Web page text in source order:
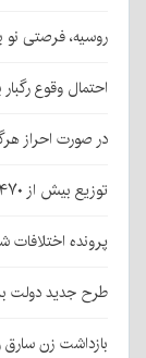
روسیه، فرصتی نو
احتمال وقوع
در صورت احراز
توزیع بیش از ۴۷۰ هزار لیتر آب میان عزاداران جامانده اربعین در کرمان
پرونده
طرح جدید دولت
بازداشت زن سارق و پسر ۱۲